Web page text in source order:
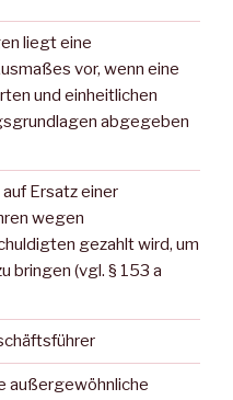
liegt eine
vor, wenn eine
und einheitlichen
abgegeben
Ersatz einer
wegen
gezahlt wird, um
bringen (vgl. § 153 a
außergewöhnliche